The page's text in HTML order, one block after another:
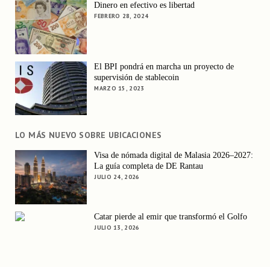
Dinero en efectivo es libertad
FEBRERO 28, 2024
El BPI pondrá en marcha un proyecto de
supervisión de stablecoin
MARZO 15, 2023
LO MÁS NUEVO SOBRE UBICACIONES
Visa de nómada digital de Malasia 2026–2027:
La guía completa de DE Rantau
JULIO 24, 2026
Catar pierde al emir que transformó el Golfo
JULIO 13, 2026